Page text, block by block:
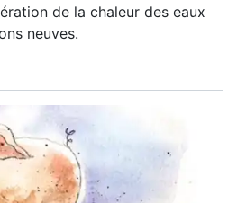
de la chaleur des eaux
neuves.